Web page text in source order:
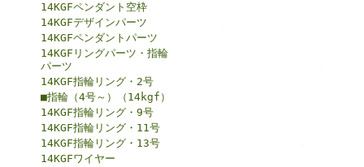
14KGFペンダント空枠
14KGFデザインパーツ
14KGFペンダントパーツ
14KGFリングパーツ・指輪
パーツ
14KGF指輪リング・2号
■指輪（4号～）（14kgf）
14KGF指輪リング・9号
14KGF指輪リング・11号
14KGF指輪リング・13号
14KGFワイヤー